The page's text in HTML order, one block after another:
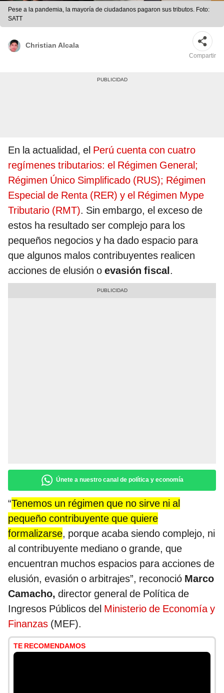
Pese a la pandemia, la mayoría de ciudadanos pagaron sus tributos. Foto:
SATT
Christian Alcala
Compartir
En la actualidad, el Perú cuenta con cuatro
regímenes tributarios: el Régimen General;
Régimen Único Simplificado (RUS); Régimen
Especial de Renta (RER) y el Régimen Mype
Tributario (RMT). Sin embargo, el exceso de
estos ha resultado ser complejo para los
pequeños negocios y ha dado espacio para
que algunos malos contribuyentes realicen
acciones de elusión o evasión fiscal.
Únete a nuestro canal de política y economía
“Tenemos un régimen que no sirve ni al
pequeño contribuyente que quiere
formalizarse, porque acaba siendo complejo, ni
al contribuyente mediano o grande, que
encuentran muchos espacios para acciones de
elusión, evasión o arbitrajes”, reconoció Marco
Camacho, director general de Política de
Ingresos Públicos del Ministerio de Economía y
Finanzas (MEF).
TE RECOMENDAMOS